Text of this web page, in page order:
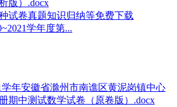
版）.docx
试卷真题知识归纳等免费下载
学年度第...
学年安徽省滁州市南谯区黄泥岗镇中心
期中测试数学试卷（原卷版）.docx